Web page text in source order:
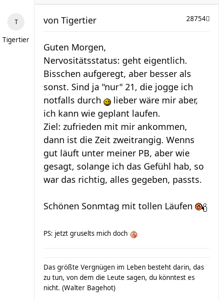
Tigertier
28754
von Tigertier
Guten Morgen,
Nervositätsstatus: geht eigentlich.
Bisschen aufgeregt, aber besser als
sonst. Sind ja "nur" 21, die jogge ich
notfalls durch
lieber wäre mir aber,
ich kann wie geplant laufen.
Ziel: zufrieden mit mir ankommen,
dann ist die Zeit zweitrangig. Wenns
gut läuft unter meiner PB, aber wie
gesagt, solange ich das Gefühl hab, so
war das richtig, alles gegeben, passts.
Schönen Sonmtag mit tollen Läufen
PS: jetzt gruselts mich doch
Das größte Vergnügen im Leben besteht darin, das
zu tun, von dem die Leute sagen, du könntest es
nicht. (Walter Bagehot)